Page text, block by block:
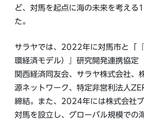
ど、対馬を起点に海の未来を考える
た。
サラヤでは、2022年に対馬市と「
環経済モデル）』研究開発連携協定
関西経済同友会、サラヤ株式会社、
源ネットワーク、特定非営利法人
締結。また、2024年には株式会社
対馬を設立し、グローバル規模での